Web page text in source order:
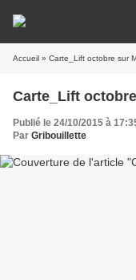
Accueil » Carte_Lift octobre sur
Carte_Lift
Publié le 24/10/2015 à
Par Gribouillette